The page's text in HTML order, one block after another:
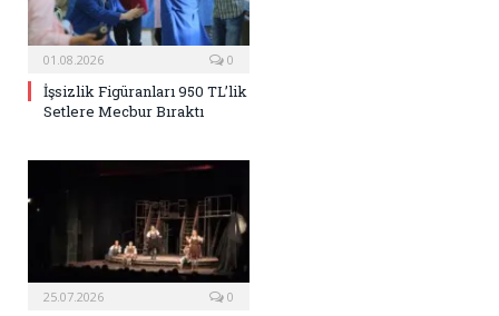
01.08.2026 0
İşsizlik Figüranları 950 TL’lik
Setlere Mecbur Bıraktı
25.07.2026 0